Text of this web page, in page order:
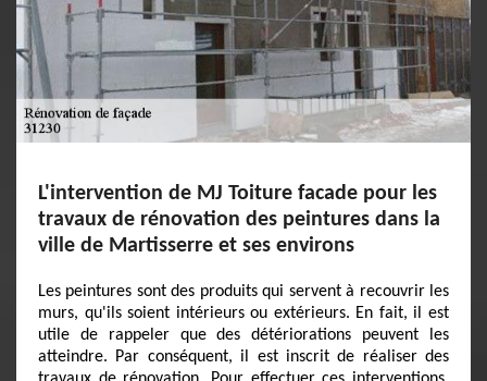
L'intervention de MJ Toiture facade pour les
travaux de rénovation des peintures dans la
ville de Martisserre et ses environs
Les peintures sont des produits qui servent à recouvrir les
murs, qu'ils soient intérieurs ou extérieurs. En fait, il est
utile de rappeler que des détériorations peuvent les
atteindre. Par conséquent, il est inscrit de réaliser des